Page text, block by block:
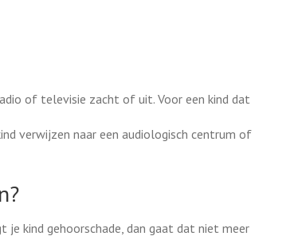
of televisie zacht of uit. Voor een kind dat
verwijzen naar een audiologisch centrum of
je kind gehoorschade, dan gaat dat niet meer